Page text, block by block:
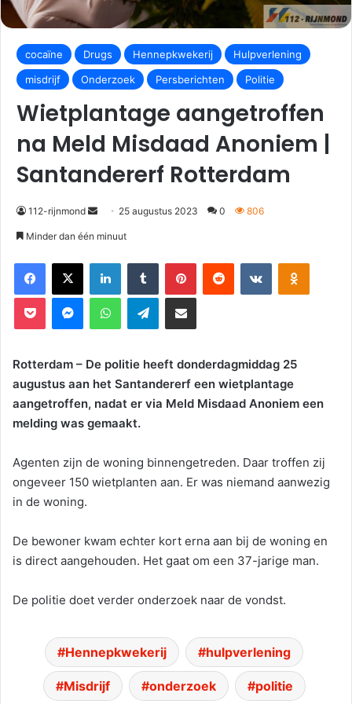
cocaïne Drugs Hennepkwekerij
Hulpverlening
misdrijf
Onderzoek Persberichten Politie
Wietplantage aangetroffen
na Meld Misdaad Anoniem |
Santandererf Rotterdam
112-rijnmond 25 augustus 2023 0 806
Minder dan één minuut
Facebook
X LinkedInTumblr PinterestReddit VKontakteOdnoklassniki
Pocket MessengerWhatsAppTelegramDeel via E-mail
Rotterdam – De politie heeft donderdagmiddag 25
augustus aan het Santandererf een wietplantage
aangetroffen, nadat er via Meld Misdaad Anoniem een
melding was gemaakt.
Agenten zijn de woning binnengetreden. Daar troffen zij
ongeveer 150 wietplanten aan. Er was niemand aanwezig
in de woning.
De bewoner kwam echter kort erna aan bij de woning en
is direct aangehouden. Het gaat om een 37-jarige man.
De politie doet verder onderzoek naar de vondst.
Hennepkwekerij hulpverlening
Misdrijf onderzoek politie